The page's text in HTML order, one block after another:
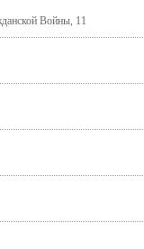
Войны, 11